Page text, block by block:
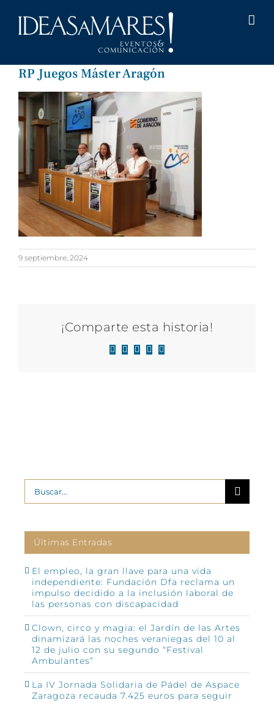
RP Juegos Máster Aragón
9 septiembre, 2024
¡Comparte esta historia!
Facebook
X LinkedIn
WhatsApp
Correo
Buscar:
Últimas Entradas
El empleo, la gran llave para una vida
independiente: Fundación Dfa reclama un
impulso decidido a la inclusión laboral de
las personas con discapacidad
Clown, circo y magia: el Jardín de las Artes
dinamizará las noches veraniegas del 10 al
12 de julio con su segundo “Festival
Ambulantes”
La IV Jornada Solidaria de Pádel de Aspace
Zaragoza recauda 7.425 euros para seguir